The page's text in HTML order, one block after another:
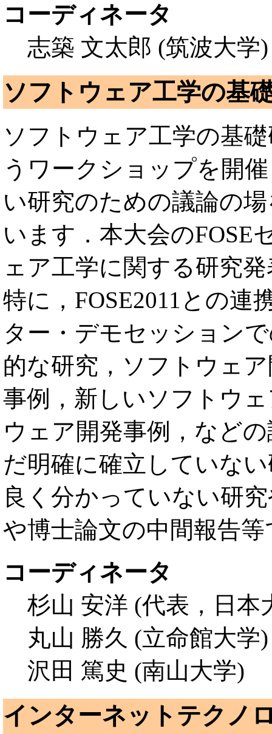
コーディネータ
志築 文太郎 (筑波大学)
ソフトウェア工学の基
ソフトウェア工学の基
うワークショップを開
い研究のための議論の
います．本大会のFOSE
ェア工学に関する研究
特に，FOSE2011との連
ター・デモセッション
的な研究，ソフトウェ
事例，新しいソフトウ
ウェア開発事例，など
だ明確に確立していな
良く分かっていない研
や博士論文の中間報告
コーディネータ
杉山 安洋 (代表，日本
丸山 勝久 (立命館大学)
沢田 篤史 (南山大学)
インターネットテクノ